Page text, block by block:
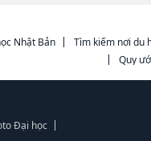
Nhật Bản Tìm kiếm nơi du
Quy
Đại học